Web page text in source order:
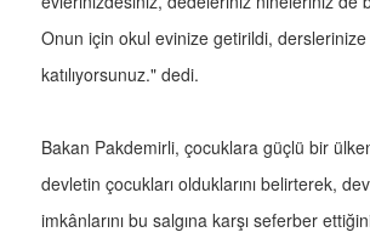
Onun için okul evinize getirildi,
katılıyorsunuz." dedi.
Bakan Pakdemirli, çocuklara güçlü bir
devletin çocukları olduklarını belirterek,
imkânlarını bu salgına karşı seferber